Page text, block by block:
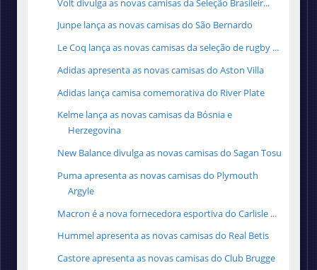
Volt divulga as novas camisas da Seleção Brasileir...
Junpe lança as novas camisas do São Bernardo
Le Coq lança as novas camisas da seleção de rugby ...
Adidas apresenta as novas camisas do Aston Villa
Adidas lança camisa comemorativa do River Plate
Kelme lança as novas camisas da Bósnia e
Herzegovina
New Balance divulga as novas camisas do Sagan Tosu
Puma apresenta as novas camisas do Plymouth
Argyle
Macron é a nova fornecedora esportiva do Carlisle ...
Hummel apresenta as novas camisas do Real Betis
Castore apresenta as novas camisas do Club Brugge